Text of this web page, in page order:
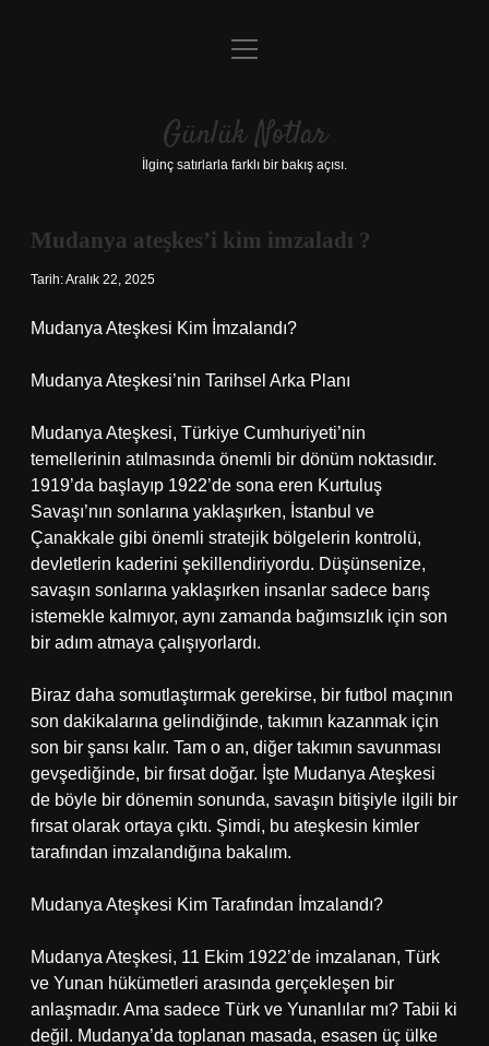
Anasayfa
Yasal Uyarı
menüyü
Günlük Notlar
İlginç satırlarla farklı bir bakış açısı.
Mudanya ateşkes’i kim imzaladı ?
Tarih: Aralık 22, 2025
Mudanya Ateşkesi Kim İmzalandı?
Mudanya Ateşkesi’nin Tarihsel Arka Planı
Mudanya Ateşkesi, Türkiye Cumhuriyeti’nin
temellerinin atılmasında önemli bir dönüm noktasıdır.
1919’da başlayıp 1922’de sona eren Kurtuluş
Savaşı’nın sonlarına yaklaşırken, İstanbul ve
Çanakkale gibi önemli stratejik bölgelerin kontrolü,
devletlerin kaderini şekillendiriyordu. Düşünsenize,
savaşın sonlarına yaklaşırken insanlar sadece barış
istemekle kalmıyor, aynı zamanda bağımsızlık için son
bir adım atmaya çalışıyorlardı.
Biraz daha somutlaştırmak gerekirse, bir futbol maçının
son dakikalarına gelindiğinde, takımın kazanmak için
son bir şansı kalır. Tam o an, diğer takımın savunması
gevşediğinde, bir fırsat doğar. İşte Mudanya Ateşkesi
de böyle bir dönemin sonunda, savaşın bitişiyle ilgili bir
fırsat olarak ortaya çıktı. Şimdi, bu ateşkesin kimler
tarafından imzalandığına bakalım.
Mudanya Ateşkesi Kim Tarafından İmzalandı?
Mudanya Ateşkesi, 11 Ekim 1922’de imzalanan, Türk
ve Yunan hükümetleri arasında gerçekleşen bir
anlaşmadır. Ama sadece Türk ve Yunanlılar mı? Tabii ki
değil. Mudanya’da toplanan masada, esasen üç ülke